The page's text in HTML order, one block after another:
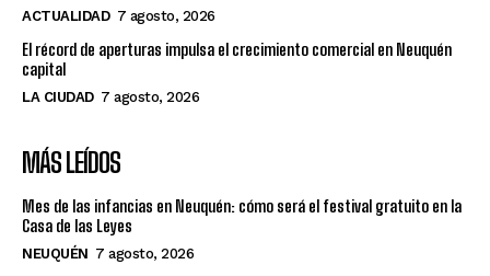
ACTUALIDAD 7 agosto, 2026
El récord de aperturas impulsa el crecimiento comercial en Neuquén
capital
LA CIUDAD 7 agosto, 2026
MÁS LEÍDOS
Mes de las infancias en Neuquén: cómo será el festival gratuito en la
Casa de las Leyes
NEUQUÉN 7 agosto, 2026